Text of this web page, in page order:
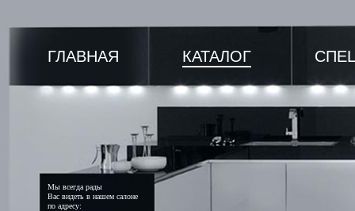
Мы всегда рады
Вас видеть в нашем салоне
по адресу:
ГЛАВНАЯ КАТАЛОГ